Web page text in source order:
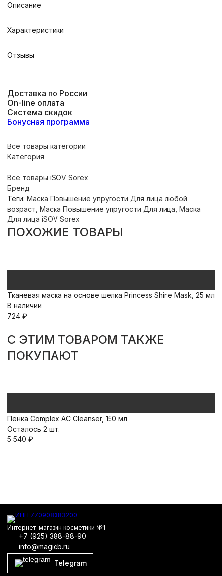
Описание
Характеристики
Отзывы
Доставка по России
On-line оплата
Система скидок
Бонусная программа
Все товары категории
Категория
Все товары iSOV Sorex
Бренд
Теги: Маска Повышение упругости Для лица любой
возраст, Маска Повышение упругости Для лица, Маска
Для лица iSOV Sorex
ПОХОЖИЕ ТОВАРЫ
Тканевая маска на основе шелка Princess Shine Mask, 25 мл
В наличии
724 ₽
C ЭТИМ ТОВАРОМ ТАКЖЕ
ПОКУПАЮТ
Пенка Complex AC Cleanser, 150 мл
Осталось 2 шт.
5 540 ₽
Интернет-магазин косметики №1
+7 (925) 388-88-90
info@magicb.ru
Telegram